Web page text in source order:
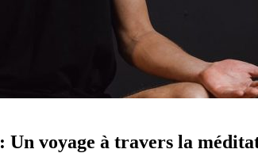
Un voyage à travers la